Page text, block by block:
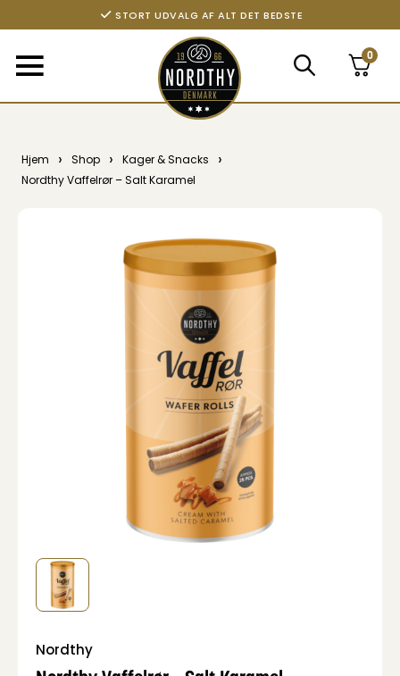
STORT UDVALG AF ALT DET BEDSTE
0
Hjem › Shop › Kager & Snacks ›
Nordthy Vaffelrør – Salt Karamel
Nordthy